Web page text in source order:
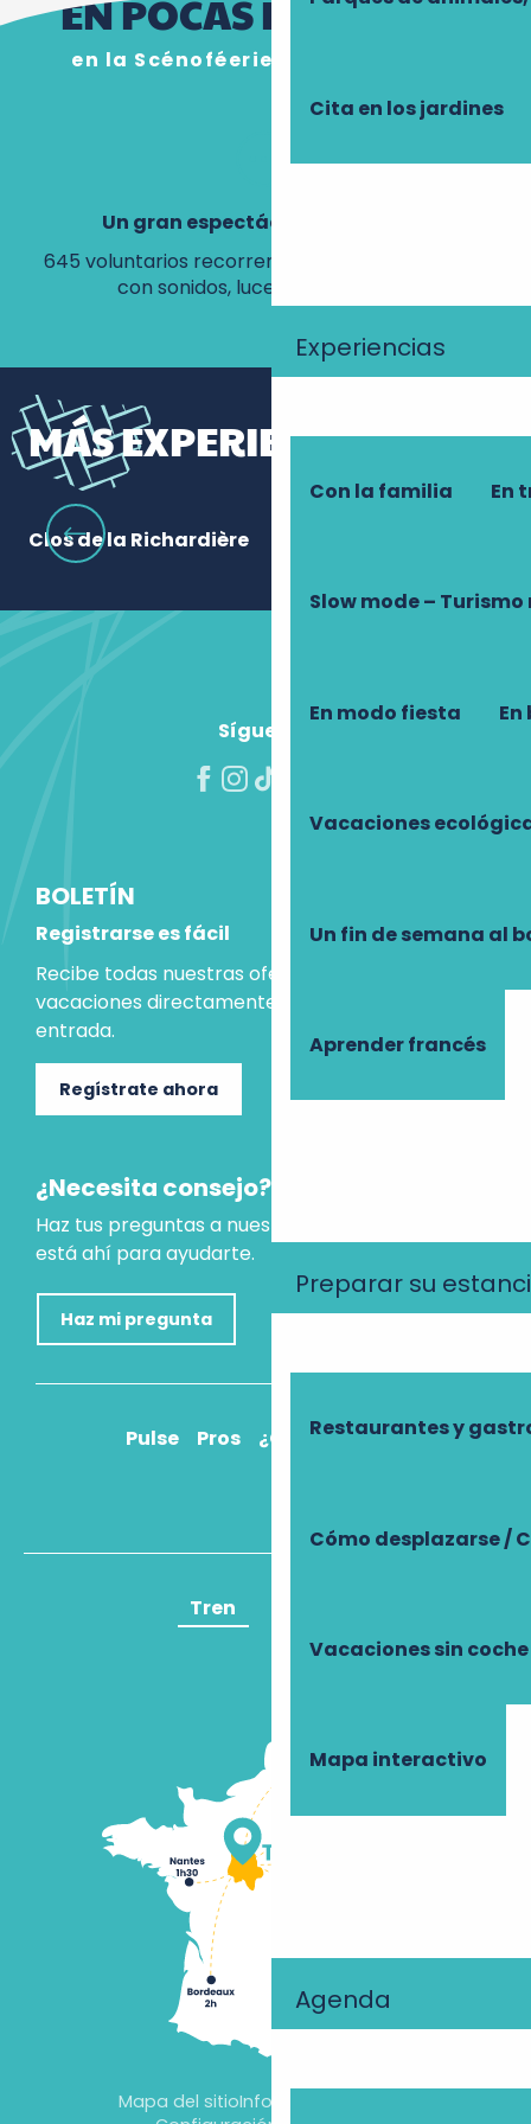
Cita en los jardines
Experiencias
Con la familia En
Slow mode –
En modo fiesta
Vacaciones
Un fin de semana al
Aprender francés
Preparar su
Restaurantes y
Cómo desplazarse /
Vacaciones sin coche
Mapa interactivo
Agenda
EN POCAS PALABRAS
en la Scénoféerie de Semblançay
Un gran espectáculo al aire libre
645 voluntarios recorren la historia de Touraine
con sonidos, luces y acrobacias.
MÁS EXPERIENCIAS
Clos de la Richardière
Síguenos
BOLETÍN
Registrarse es fácil
Recibe todas nuestras ofertas e ideas para las
vacaciones directamente en tu bandeja de
entrada.
Regístrate ahora
¿Necesita consejo?
Haz tus preguntas a nuestro asistente virtual, que
está ahí para ayudarte.
Haz mi pregunta
Pulse Pros ¿Cómo llegar?
Tren
Mapa del sitioInformación jurídica